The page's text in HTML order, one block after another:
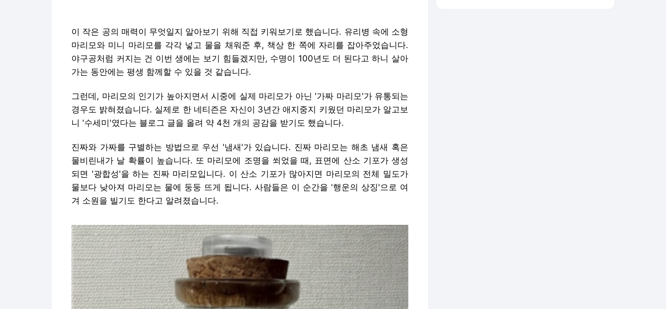
이 작은 공의 매력이 무엇일지 알아보기 위해 직접 키워보기로 했습니다. 유리병 속에 소형
마리모와 미니 마리모를 각각 넣고 물을 채워준 후, 책상 한 쪽에 자리를 잡아주었습니다.
야구공처럼 커지는 건 이번 생에는 보기 힘들겠지만, 수명이 100년도 더 된다고 하니 살아
가는 동안에는 평생 함께할 수 있을 것 같습니다.
그런데, 마리모의 인기가 높아지면서 시중에 실제 마리모가 아닌 '가짜 마리모'가 유통되는
경우도 밝혀졌습니다. 실제로 한 네티즌은 자신이 3년간 애지중지 키웠던 마리모가 알고보
니 '수세미'였다는 블로그 글을 올려 약 4천 개의 공감을 받기도 했습니다.
진짜와 가짜를 구별하는 방법으로 우선 '냄새'가 있습니다. 진짜 마리모는 해초 냄새 혹은
물비린내가 날 확률이 높습니다. 또 마리모에 조명을 쐬었을 때, 표면에 산소 기포가 생성
되면 '광합성'을 하는 진짜 마리모입니다. 이 산소 기포가 많아지면 마리모의 전체 밀도가
물보다 낮아져 마리모는 물에 둥둥 뜨게 됩니다. 사람들은 이 순간을 '행운의 상징'으로 여
겨 소원을 빌기도 한다고 알려졌습니다.